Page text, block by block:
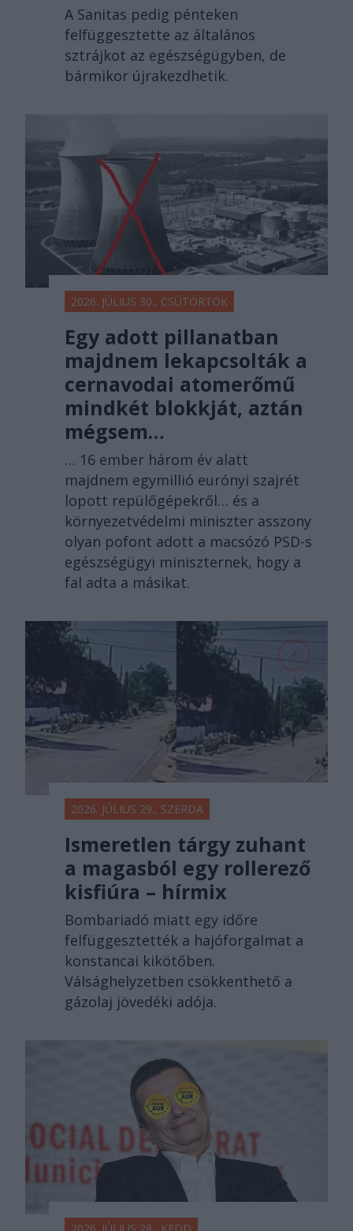
A Sanitas pedig pénteken
felfüggesztette az általános
sztrájkot az egészségügyben, de
bármikor újrakezdhetik.
2026. JÚLIUS 30., CSÜTÖRTÖK
Egy adott pillanatban
majdnem lekapcsolták a
cernavodai atomerőmű
mindkét blokkját, aztán
mégsem…
… 16 ember három év alatt
majdnem egymillió eurónyi szajrét
lopott repülőgépekről… és a
környezetvédelmi miniszter asszony
olyan pofont adott a macsózó PSD-s
egészségügyi miniszternek, hogy a
fal adta a másikat.
2026. JÚLIUS 29., SZERDA
Ismeretlen tárgy zuhant
a magasból egy rollerező
kisfiúra – hírmix
Bombariadó miatt egy időre
felfüggesztették a hajóforgalmat a
konstancai kikötőben.
Válsághelyzetben csökkenthető a
gázolaj jövedéki adója.